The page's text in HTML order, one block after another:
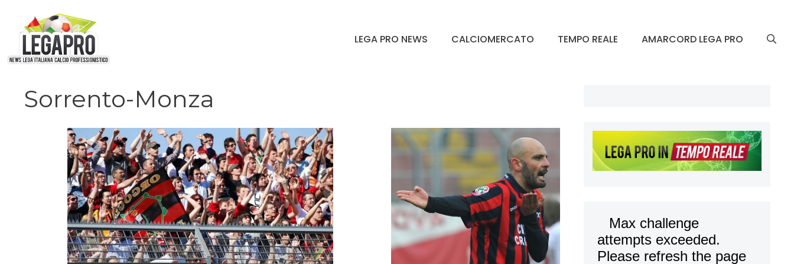
contenuto
LEGA PRO NEWS CALCIOMERCATO TEMPO REALE AMARCORD LEGA PRO
Sorrento-Monza